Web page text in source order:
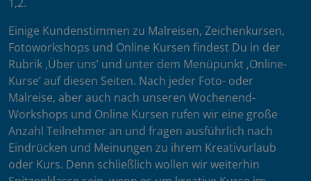
Einige Kundenstimmen zu Malreisen, Zeichenkursen,
Fotoworkshops und Online Kursen findest Du in der
Rubrik ‚Über uns’ und unter dem Menüpunkt ‚Online-
Kurse’ auf diesen Seiten. Nach jeder Foto- oder
Malreise, aber auch nach unseren Wochenend-
Workshops und Online Kursen rufen wir eine große
Anzahl Teilnehmer an und fragen ausführlich nach
Eindrücken und Meinungen zu ihrem Kreativurlaub
oder Kurs. Denn schließlich wollen wir weiterhin